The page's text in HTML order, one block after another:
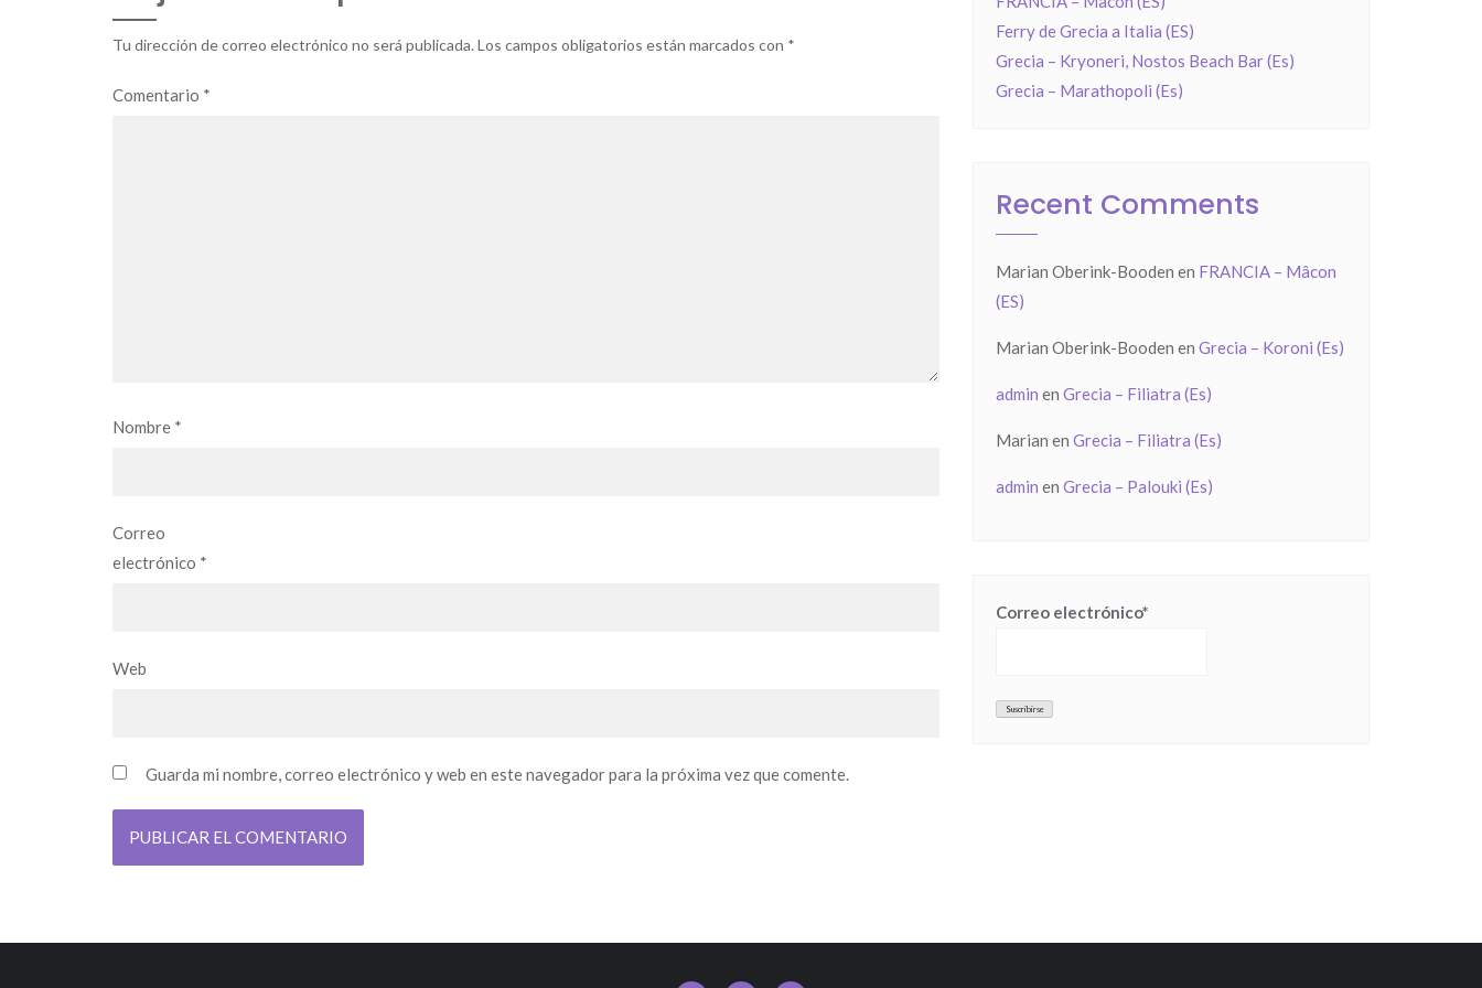
Tu dirección de correo electrónico no será publicada. Los campos obligatorios están marcados con *
Comentario *
Nombre *
Correo
electrónico *
Web
Guarda mi nombre, correo electrónico y web en este navegador para la próxima vez que comente.
Ferry de Grecia a Italia (ES)
Grecia – Kryoneri, Nostos Beach Bar (Es)
Grecia – Marathopoli (Es)
Recent Comments
Marian Oberink-Booden en FRANCIA – Mâcon
(ES)
Marian Oberink-Booden en Grecia – Koroni (Es)
admin en Grecia – Filiatra (Es)
Marian en Grecia – Filiatra (Es)
admin en Grecia – Palouki (Es)
Correo electrónico*